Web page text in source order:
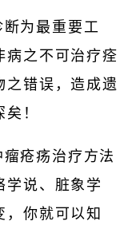
为最重要工
病之不可治疗痊
之错误，造成遗
！
疮疡治疗方法
学说、脏象学
你就可以知